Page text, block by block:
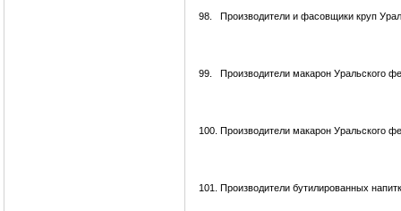
98. Производители и фасовщики круп
99. Производители макарон Уральского
100. Производители макарон Уральского
101. Производители бутилированных